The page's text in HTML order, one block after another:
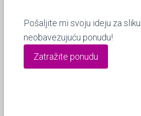
Pošaljite mi svoju ideju za
neobavezujuću ponudu!
Zatražite ponudu